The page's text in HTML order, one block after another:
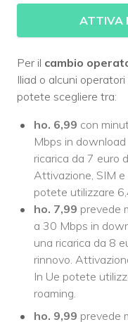
ATTIVA
Per il cambio
Iliad o alcuni
potete scegliere tra:
ho. 6,99 con
Mbps in download
ricarica da 7 euro
Attivazione, SIM
potete utilizzare
ho. 7,99 prevede
a 30 Mbps in
una ricarica da 8
rinnovo.
In Ue potete
roaming.
ho. 9,99 prevede